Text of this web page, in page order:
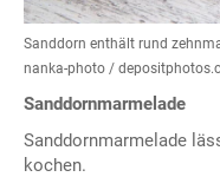
Sanddorn enthält rund
nanka-photo /
Sanddornmarmelade
Sanddornmarmelade
kochen.